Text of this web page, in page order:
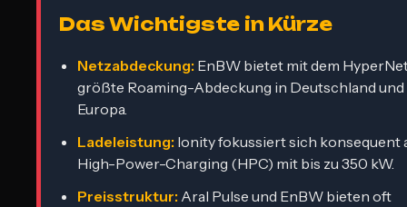
Das Wichtigste in Kürze
Netzabdeckung: EnBW bietet mit dem
größte Roaming-Abdeckung in Deutschland und
Europa.
Ladeleistung: Ionity fokussiert sich konsequent
High-Power-Charging (HPC) mit bis zu 350 kW.
Preisstruktur: Aral Pulse und EnBW bieten oft